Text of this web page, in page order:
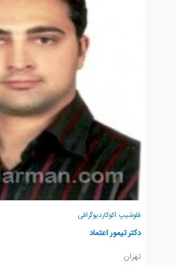
فلوشیپ اکوکاردیوگرافی
دکتر تیمور اعتماد
تهران